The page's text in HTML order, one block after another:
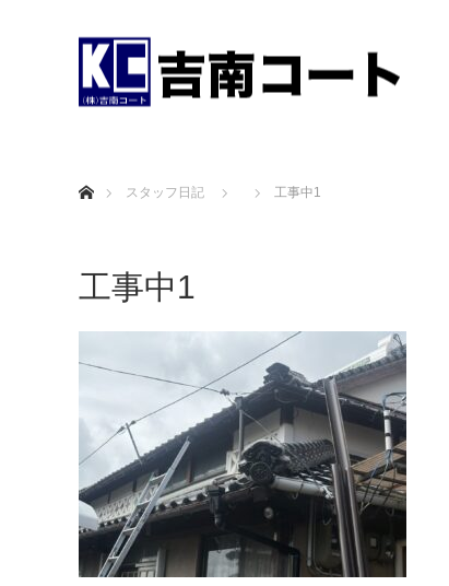
スタッフ日記
工事中1
工事中1